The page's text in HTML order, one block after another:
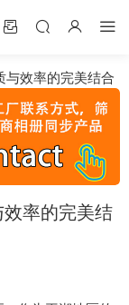
与效率的完美结合
率的完美结